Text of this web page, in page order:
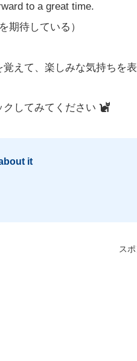
to a great time.
期待している）
えて、楽しみな気持ちを
してみてください
it
ス